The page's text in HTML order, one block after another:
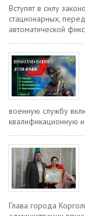
Вступят в силу
стационарных,
автоматической
военную службу
квалификационную
Глава города